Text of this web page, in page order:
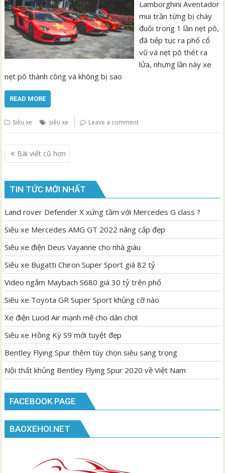
Lamborghini Aventador
mui trần từng bị cháy
đuôi trong 1 lần nẹt pô,
đã tiếp tục ra phố cổ
vũ và nẹt pô thét ra
lửa, nhưng lần này xe
nẹt pô thành công và không bị sao
READ MORE
Siêu xe siêu xe Leave a comment
Điều
hướng
viết
Bài viết cũ hơn
TIN TỨC MỚI NHẤT
Land rover Defender X xứng tầm với Mercedes G class ?
Siêu xe Mercedes AMG GT 2022 nâng cấp đẹp
Siêu xe điện Deus Vayanne cho nhà giàu
Siêu xe Bugatti Chiron Super Sport giá 82 tỷ
Video ngắm Maybach S680 giá 30 tỷ trên phố
Siêu xe Toyota GR Super Sport khủng cỡ nào
Xe điện Lucid Air mạnh mẽ cho dân chơi
Siêu xe Hồng Kỳ S9 mới tuyệt đẹp
Bentley Flying Spur thêm tùy chọn siêu sang trọng
Nội thất khủng Bentley Flying Spur 2020 về Việt Nam
FACEBOOK PAGE
BAOXEHOI.NET